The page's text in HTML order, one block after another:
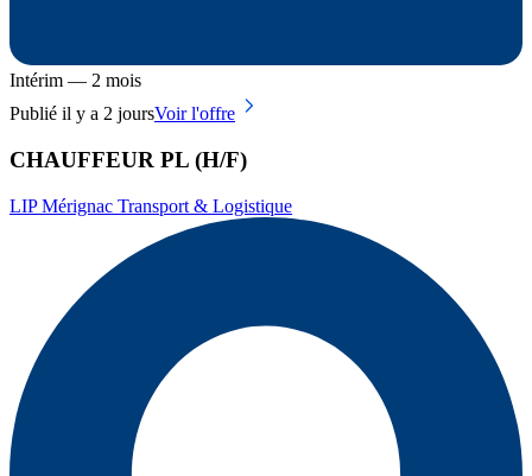
Intérim — 2 mois
Publié il y a 2 joursVoir l'offre
CHAUFFEUR PL (H/F)
LIP Mérignac Transport & Logistique